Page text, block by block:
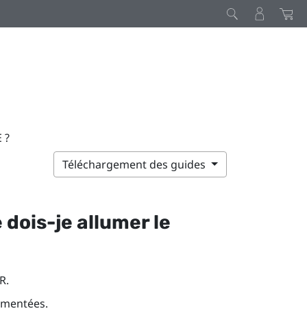
?
Téléchargement des guides
dois-je allumer le
.